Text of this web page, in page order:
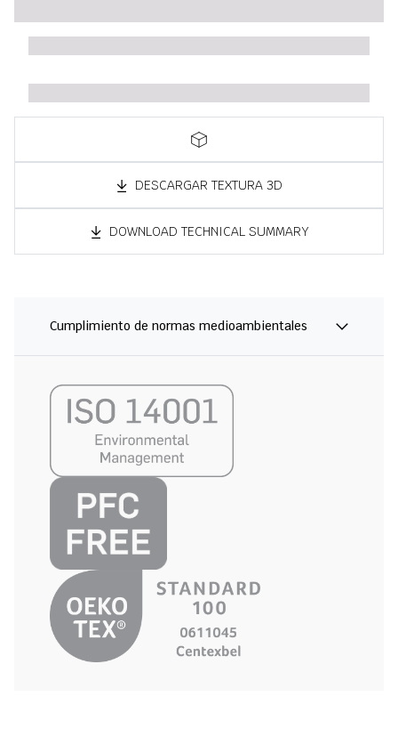
DESCARGAR TEXTURA 3D
DOWNLOAD TECHNICAL SUMMARY
Cumplimiento de normas medioambientales